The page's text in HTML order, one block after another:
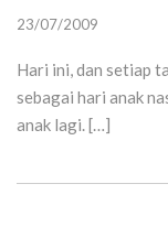
23/07/2009
Hari ini, dan setiap
sebagai hari anak
anak lagi. […]